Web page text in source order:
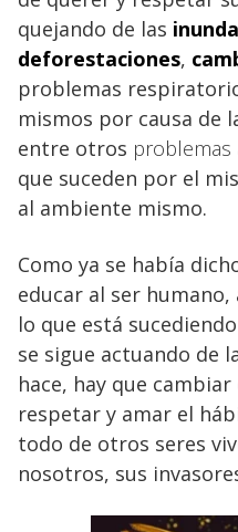
quejando de las
deforestaciones,
problemas
mismos por causa de
entre otros problemas
que suceden por el
al ambiente mismo.
Como ya se había
educar al ser humano,
lo que está
se sigue actuando de
hace, hay que
respetar y amar el
todo de otros seres
nosotros, sus